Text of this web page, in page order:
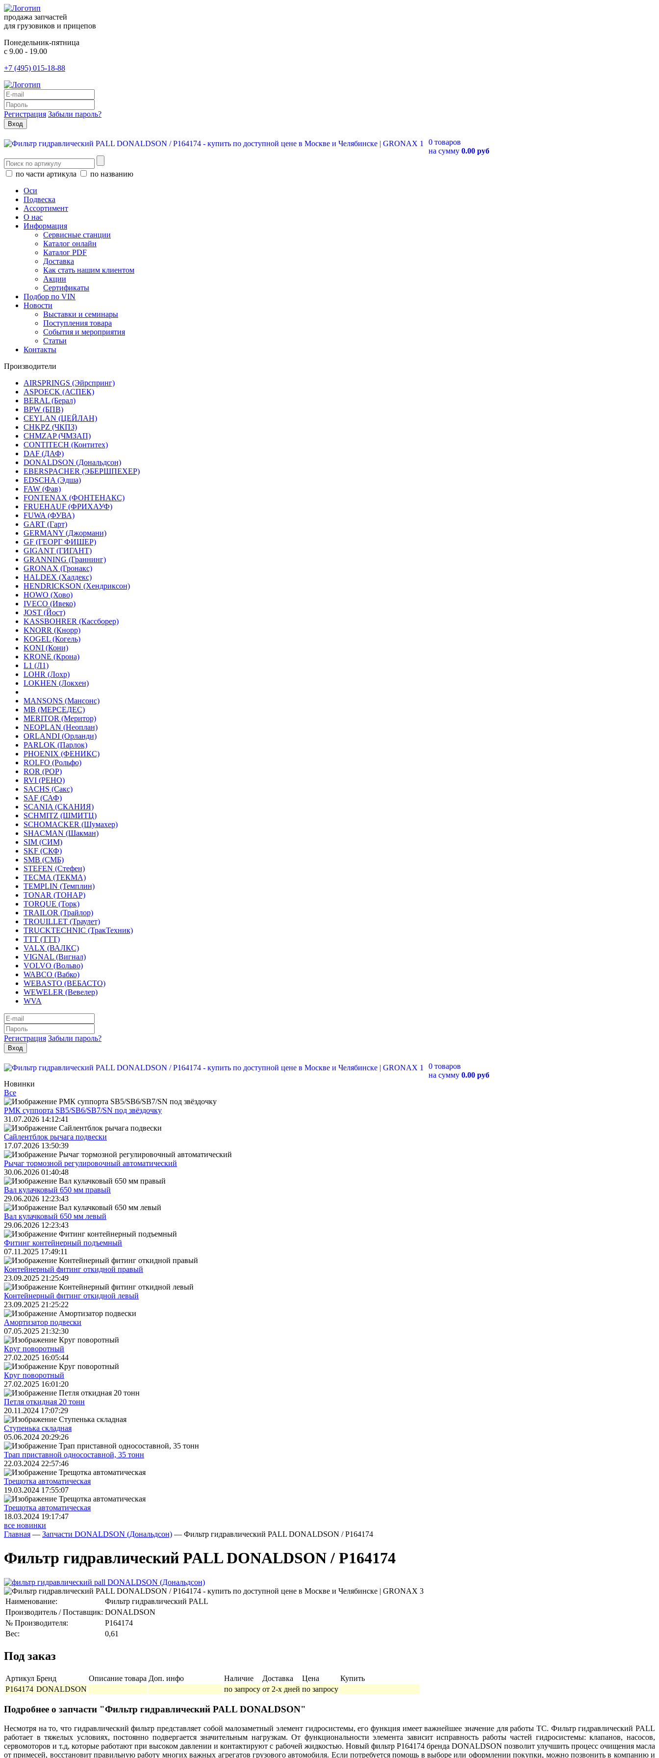
продажа запчастей
для грузовиков и прицепов
Понедельник-пятница
с 9.00 - 19.00
+7 (495) 015-18-88
Регистрация Забыли пароль?
0 товаров
на сумму 0.00 руб
по части артикула
по названию
Оси
Подвеска
Ассортимент
О нас
Информация
Сервисные станции
Каталог онлайн
Каталог PDF
Доставка
Как стать нашим клиентом
Акции
Сертификаты
Подбор по VIN
Новости
Выставки и семинары
Поступления товара
События и мероприятия
Статьи
Контакты
Производители
AIRSPRINGS (Эйрспринг)
ASPOECK (АСПЕК)
BERAL (Берал)
BPW (БПВ)
CEYLAN (ЦЕЙЛАН)
CHKPZ (ЧКПЗ)
CHMZAP (ЧМЗАП)
CONTITECH (Контитех)
DAF (ДАФ)
DONALDSON (Дональдсон)
EBERSPACHER (ЭБЕРШПЕХЕР)
EDSCHA (Эдша)
FAW (Фав)
FONTENAX (ФОНТЕНАКС)
FRUEHAUF (ФРИХАУФ)
FUWA (ФУВА)
GART (Гарт)
GERMANY (Джормани)
GF (ГЕОРГ ФИШЕР)
GIGANT (ГИГАНТ)
GRANNING (Граннинг)
GRONAX (Гронакс)
HALDEX (Халдекс)
HENDRICKSON (Хендриксон)
HOWO (Хово)
IVECO (Ивеко)
JOST (Йост)
KASSBOHRER (Касcборер)
KNORR (Кнорр)
KOGEL (Когель)
KONI (Кони)
KRONE (Крона)
L1 (Л1)
LOHR (Лохр)
LOKHEN (Локхен)
MANSONS (Мансонс)
MB (МЕРСЕДЕС)
MERITOR (Меритор)
NEOPLAN (Неоплан)
ORLANDI (Орланди)
PARLOK (Парлок)
PHOENIX (ФЕНИКС)
ROLFO (Рольфо)
ROR (РОР)
RVI (РЕНО)
SACHS (Сакс)
SAF (САФ)
SCANIA (СКАНИЯ)
SCHMITZ (ШМИТЦ)
SCHOMACKER (Шумахер)
SHACMAN (Шакман)
SIM (СИМ)
SKF (СКФ)
SMB (СМБ)
STEFEN (Стефен)
TECMA (ТЕКМА)
TEMPLIN (Темплин)
TONAR (ТОНАР)
TORQUE (Торк)
TRAILOR (Трайлор)
TROUILLET (Траулет)
TRUCKTECHNIC (ТракТехник)
TTT (ТТТ)
VALX (ВАЛКС)
VIGNAL (Вигнал)
VOLVO (Вольво)
WABCO (Вабко)
WEBASTO (ВЕБАСТО)
WEWELER (Вевелер)
WVA
Регистрация Забыли пароль?
0 товаров
на сумму 0.00 руб
Новинки
Все
РМК суппорта SB5/SB6/SB7/SN под звёздочку
31.07.2026 14:12:41
Сайлентблок рычага подвески
17.07.2026 13:50:39
Рычаг тормозной регулировочный автоматический
30.06.2026 01:40:48
Вал кулачковый 650 мм правый
29.06.2026 12:23:43
Вал кулачковый 650 мм левый
29.06.2026 12:23:43
Фитинг контейнерный подъемный
07.11.2025 17:49:11
Контейнерный фитинг откидной правый
23.09.2025 21:25:49
Контейнерный фитинг откидной левый
23.09.2025 21:25:22
Амортизатор подвески
07.05.2025 21:32:30
Круг поворотный
27.02.2025 16:05:44
Круг поворотный
27.02.2025 16:01:20
Петля откидная 20 тонн
20.11.2024 17:07:29
Ступенька складная
05.06.2024 20:29:26
Трап приставной односоставной, 35 тонн
22.03.2024 22:57:46
Трещoтка автоматическая
19.03.2024 17:55:07
Трещoтка автоматическая
18.03.2024 19:17:47
все новинки
Главная — Запчасти DONALDSON (Дональдсон) — Фильтр гидравлический PALL DONALDSON / P164174
Фильтр гидравлический PALL DONALDSON / P164174
Наименование:
Фильтр гидравлический PALL
Производитель / Поставщик: DONALDSON
№ Производителя:
P164174
Вес:
0,61
Под заказ
Артикул Бренд Описание товара Доп. инфо Наличие Доставка Цена
Купить
P164174 DONALDSON по запросу от 2-х дней по запросу
Подробнее о запчасти "Фильтр гидравлический PALL DONALDSON"
Несмотря на то, что гидравлический фильтр представляет собой малозаметный элемент гидросистемы, его функция имеет важнейшее значение для работы ТС. Фильтр гидравлический PALL
работает в тяжелых условиях, постоянно подвергается значительным нагрузкам. От функциональности элемента зависит исправность работы частей гидросистемы: клапанов, насосов,
сервомоторов и т.д, которые работают при высоком давлении и контактируют с рабочей жидкостью. Новый фильтр P164174 бренда DONALDSON позволит улучшить процесс очищения масла
от примесей, восстановит правильную работу многих важных агрегатов грузового автомобиля. Если потребуется помощь в выборе или оформлении покупки, можно позвонить в компанию и